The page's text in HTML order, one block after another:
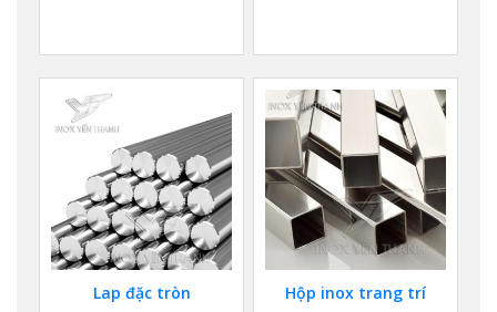
Lap đặc tròn Hộp inox trang trí